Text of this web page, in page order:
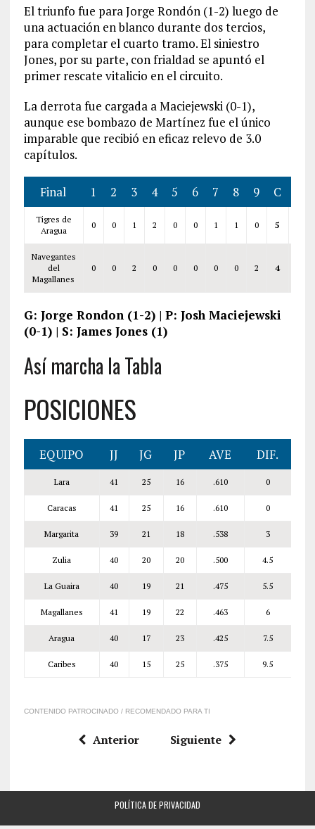
El triunfo fue para Jorge Rondón (1-2) luego de
una actuación en blanco durante dos tercios,
para completar el cuarto tramo. El siniestro
Jones, por su parte, con frialdad se apuntó el
primer rescate vitalicio en el circuito.
La derrota fue cargada a Maciejewski (0-1),
aunque ese bombazo de Martínez fue el único
imparable que recibió en eficaz relevo de 3.0
capítulos.
Final 1 2 3 4 5 6 7 8 9 C
Tigres de
Aragua
0 0 1 2 0 0 1 1 0 5
Navegantes
del
Magallanes
0 0 2 0 0 0 0 0 2 4
G: Jorge Rondon (1-2) | P: Josh Maciejewski
(0-1) | S: James Jones (1)
Así marcha la Tabla
POSICIONES
EQUIPO JJ JG JP AVE DIF.
Lara 41 25 16 .610 0
Caracas 41 25 16 .610 0
Margarita 39 21 18 .538 3
Zulia 40 20 20 .500 4.5
La Guaira 40 19 21 .475 5.5
Magallanes 41 19 22 .463 6
Aragua 40 17 23 .425 7.5
Caribes 40 15 25 .375 9.5
CONTENIDO PATROCINADO / RECOMENDADO PARA TI
Anterior Siguiente
POLÍTICA DE PRIVACIDAD